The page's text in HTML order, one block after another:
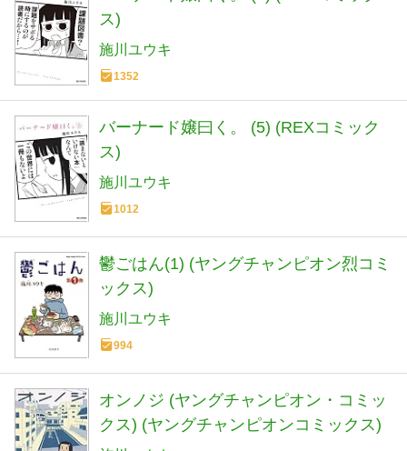
ス)
施川ユウキ
1352
バーナード嬢曰く。 (5) (REXコミック
ス)
施川ユウキ
1012
鬱ごはん(1) (ヤングチャンピオン烈コミ
ックス)
施川ユウキ
994
オンノジ (ヤングチャンピオン・コミッ
クス) (ヤングチャンピオンコミックス)